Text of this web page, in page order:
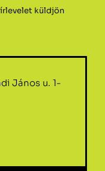
küldjön
János u. 1-